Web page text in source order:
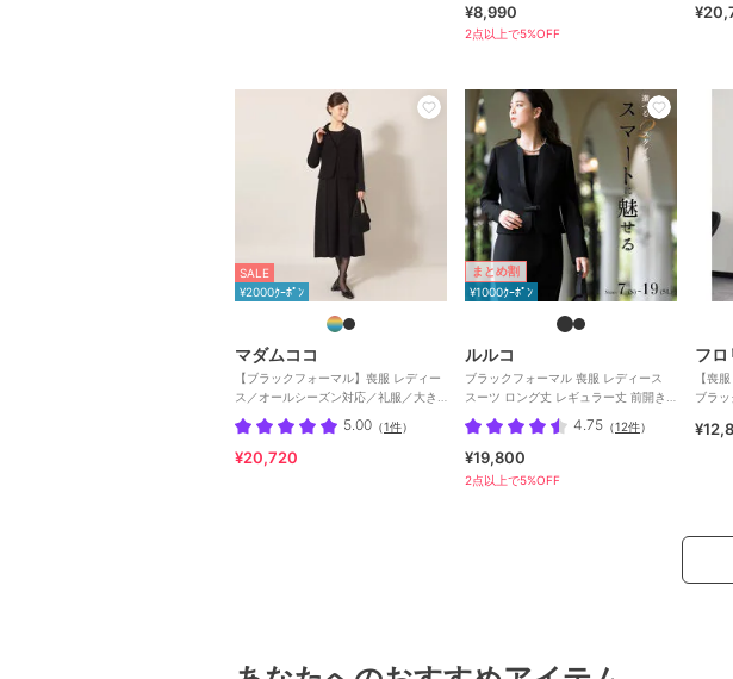
¥8,990
2点以上で5%OFF
SALE
¥2000ｸｰﾎﾟﾝ
マダムココ
【ブラックフォーマル】喪服 レディー
ス／オールシーズン対応／礼服／大き
いサイズ（メアリーココ）
5.00 （1件）
¥20,720
まとめ割
¥1000ｸｰﾎﾟﾝ
ルルコ
ブラックフォーマル 喪服 レディース
スーツ ロング丈 レギュラー丈 前開き
洗える
4.75 （12件）
¥19,800
2点以上で5%OFF
フロ
【喪
ブラ